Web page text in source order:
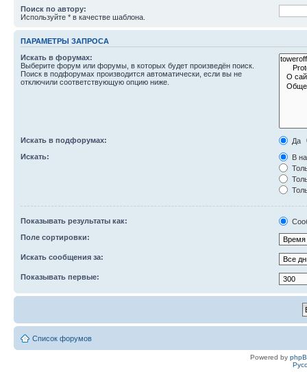
Поиск по автору:
Используйте * в качестве шаблона.
ПАРАМЕТРЫ ЗАПРОСА
Искать в форумах:
Выберите форум или форумы, в которых будет произведён поиск.
Поиск в подфорумах производится автоматически, если вы не
отключили соответствующую опцию ниже.
Искать в подфорумах:
Да
Искать:
В
Показывать результаты как:
Поле сортировки:
Искать сообщения за:
Показывать первые:
Список форумов
Powered by